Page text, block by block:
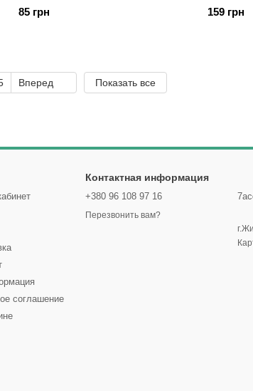
85 грн 159 грн
Вперед Показать все
соглашение
Контактная информация
+380 96 108 97 16
Перезвонить вам?